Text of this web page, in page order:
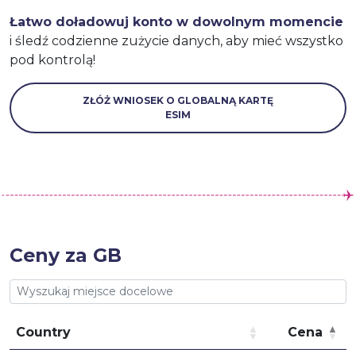
Łatwo doładowuj konto w dowolnym momencie
i śledź codzienne zużycie danych, aby mieć wszystko
pod kontrolą!
ZŁÓŻ WNIOSEK O GLOBALNĄ KARTĘ
ESIM
Ceny za GB
Country
Cena